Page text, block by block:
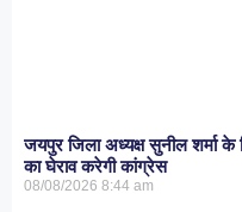
जयपुर जिला अध्यक्ष सुनील शर्मा
का घेराव करेगी कांग्रेस
08/08/2026 8:44 am